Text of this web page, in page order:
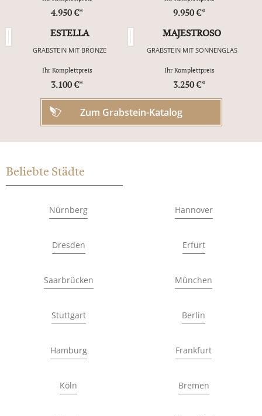
4.950 €* 9.950 €*
ESTELLA
GRABSTEIN MIT BRONZE
Ihr Komplettpreis
3.100 €*
MAJESTROSO
GRABSTEIN MIT SONNENGLAS
Ihr Komplettpreis
3.250 €*
Zum Grabstein-Katalog
Beliebte Städte
Nürnberg Hannover
Dresden Erfurt
Saarbrücken München
Stuttgart Berlin
Hamburg Frankfurt
Köln Bremen